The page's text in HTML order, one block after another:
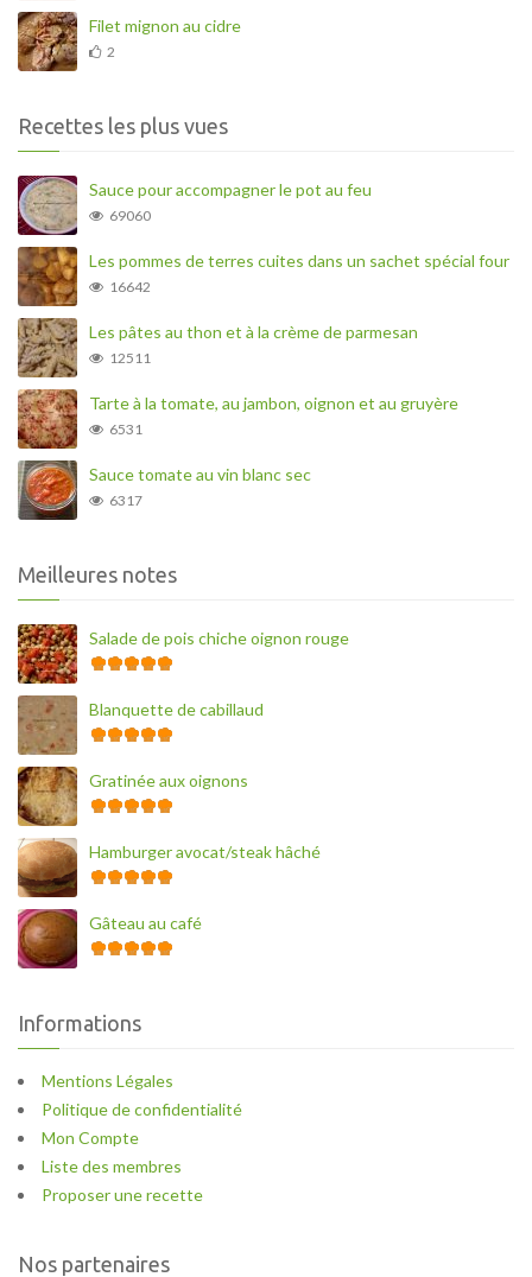
Filet mignon au cidre
2
Recettes les plus vues
Sauce pour accompagner le pot au feu
69060
Les pommes de terres cuites dans un sachet spécial four
16642
Les pâtes au thon et à la crème de parmesan
12511
Tarte à la tomate, au jambon, oignon et au gruyère
6531
Sauce tomate au vin blanc sec
6317
Meilleures notes
Salade de pois chiche oignon rouge
Blanquette de cabillaud
Gratinée aux oignons
Hamburger avocat/steak hâché
Gâteau au café
Informations
Mentions Légales
Politique de confidentialité
Mon Compte
Liste des membres
Proposer une recette
Nos partenaires